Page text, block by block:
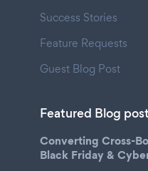
Success Stories
Feature Requests
Guest Blog Post
Featured Blog post
Converting Cross-
Black Friday &